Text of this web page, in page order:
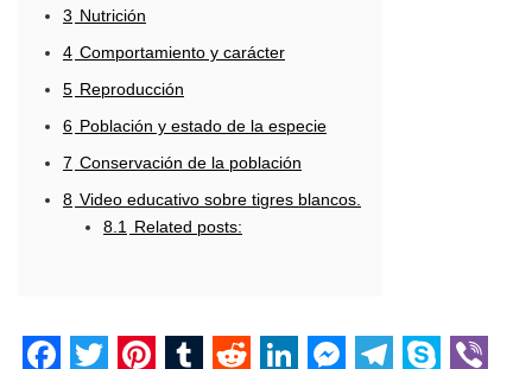
3 Nutrición
4 Comportamiento y carácter
5 Reproducción
6 Población y estado de la especie
7 Conservación de la población
8 Video educativo sobre tigres blancos.
8.1
Related posts: